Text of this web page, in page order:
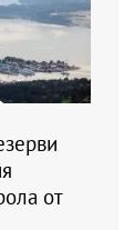
от